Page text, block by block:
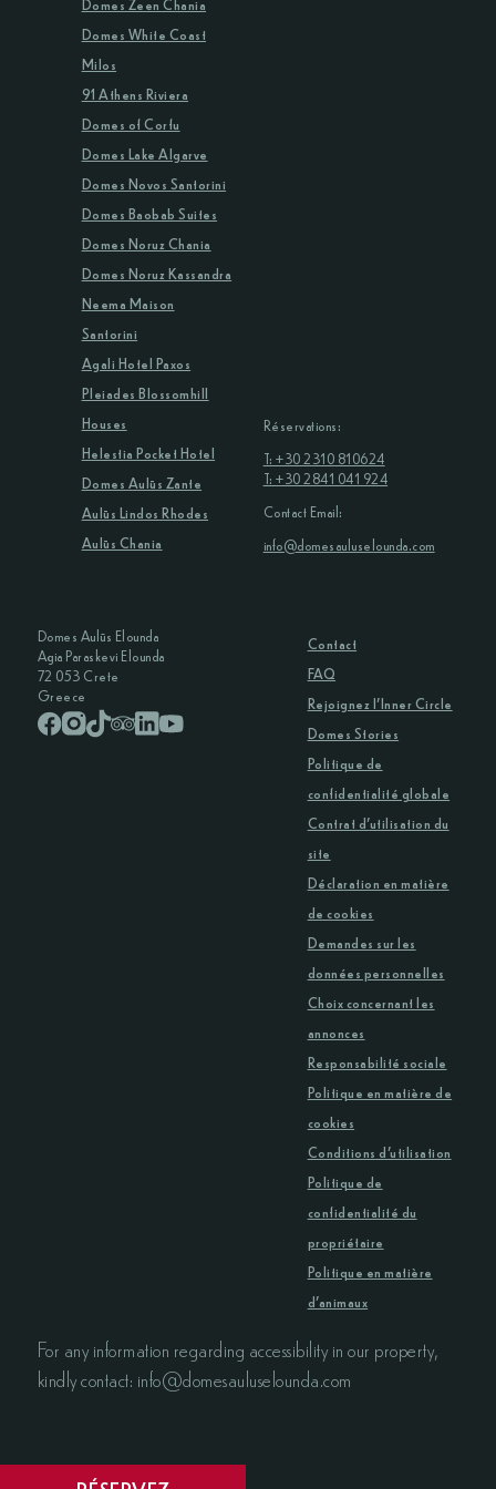
Domes Aulūs Elounda
Agia Paraskevi Elounda
72 053 Crete
Greece
Contact
FAQ
Rejoignez l’Inner Circle
Domes Stories
Politique de
confidentialité globale
Contrat d’utilisation du
site
Déclaration en matière
de cookies
Demandes sur les
données personnelles
Choix concernant les
annonces
Responsabilité sociale
Politique en matière de
cookies
Conditions d’utilisation
Politique de
confidentialité du
propriétaire
Politique en matière
d’animaux
Réservations:
T: +30 2310 810624
T: +30 2841 041 924
Contact Email:
info@domesauluselounda.com
Domes Zeen Chania
Domes White Coast
Milos
91 Athens Riviera
Domes of Corfu
Domes Lake Algarve
Domes Novos Santorini
Domes Baobab Suites
Domes Noruz Chania
Domes Noruz Kassandra
Neema Maison
Santorini
Agali Hotel Paxos
Pleiades Blossomhill
Houses
Helestia Pocket Hotel
Domes Aulūs Zante
Aulūs Lindos Rhodes
Aulūs Chania
For any information regarding accessibility in our property,
kindly contact: info@domesauluselounda.com